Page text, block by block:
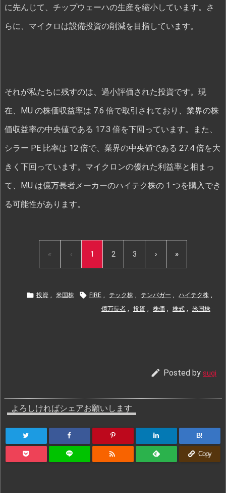
に先んじて、チップウェーハの生産を縮小しています。さ
らに、マイクロは設備投資の削減を目指しています。
それが私たちに残すのは、過小評価された投資です。現
在、MU の株価収益率は 7.6 倍で取引されており、業界の株
価収益率の中央値である 17.3 倍を下回っています。また、
シラー PE 比率は 12 倍で、業界の中央値である 27.4 倍を大
きく下回っています。マイクロンの優れた利益率と相まっ
て、MU は億万長者メーカーのハイテク株の 1 つを購入でき
る可能性があります。
« ‹ 1 2 3 › »
 投資 , 米国株  FIRE , テック株 , テンバガー , ハイテク株 ,
億万長者 , 投資 , 株価 , 株式 , 米国株
 Posted by sugi
よろしければシェアお願いします
B!
 Copy